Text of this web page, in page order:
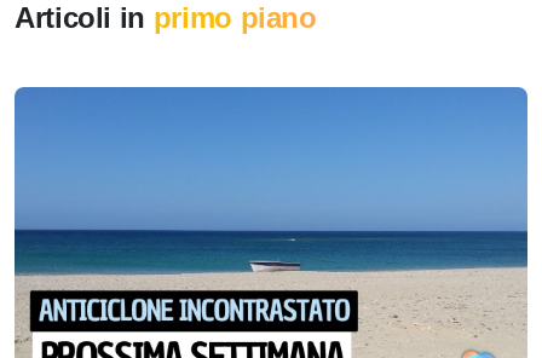
Articoli in primo piano